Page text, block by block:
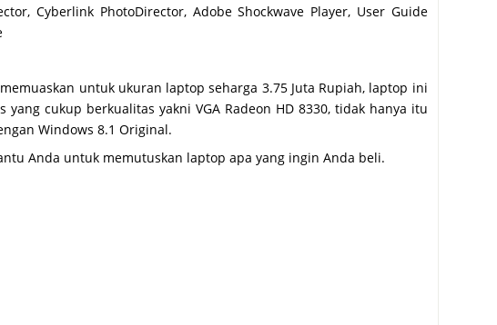
Cyberlink PhotoDirector, Adobe Shockwave Player, User Guide
untuk ukuran laptop seharga 3.75 Juta Rupiah, laptop ini
cukup berkualitas yakni VGA Radeon HD 8330, tidak hanya itu
Windows 8.1 Original.
Anda untuk memutuskan laptop apa yang ingin Anda beli.